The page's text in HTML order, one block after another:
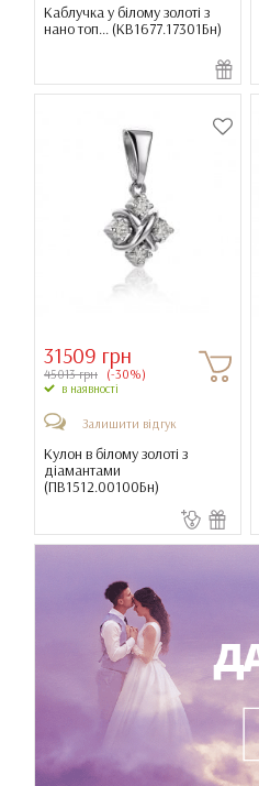
Каблучка у білому золоті з
нано топ... (КВ1677.17301Бн)
31509 грн
45013 грн (-30%)
в наявності
Залишити відгук
Кулон в білому золоті з
діамантами
(ПВ1512.00100Бн)